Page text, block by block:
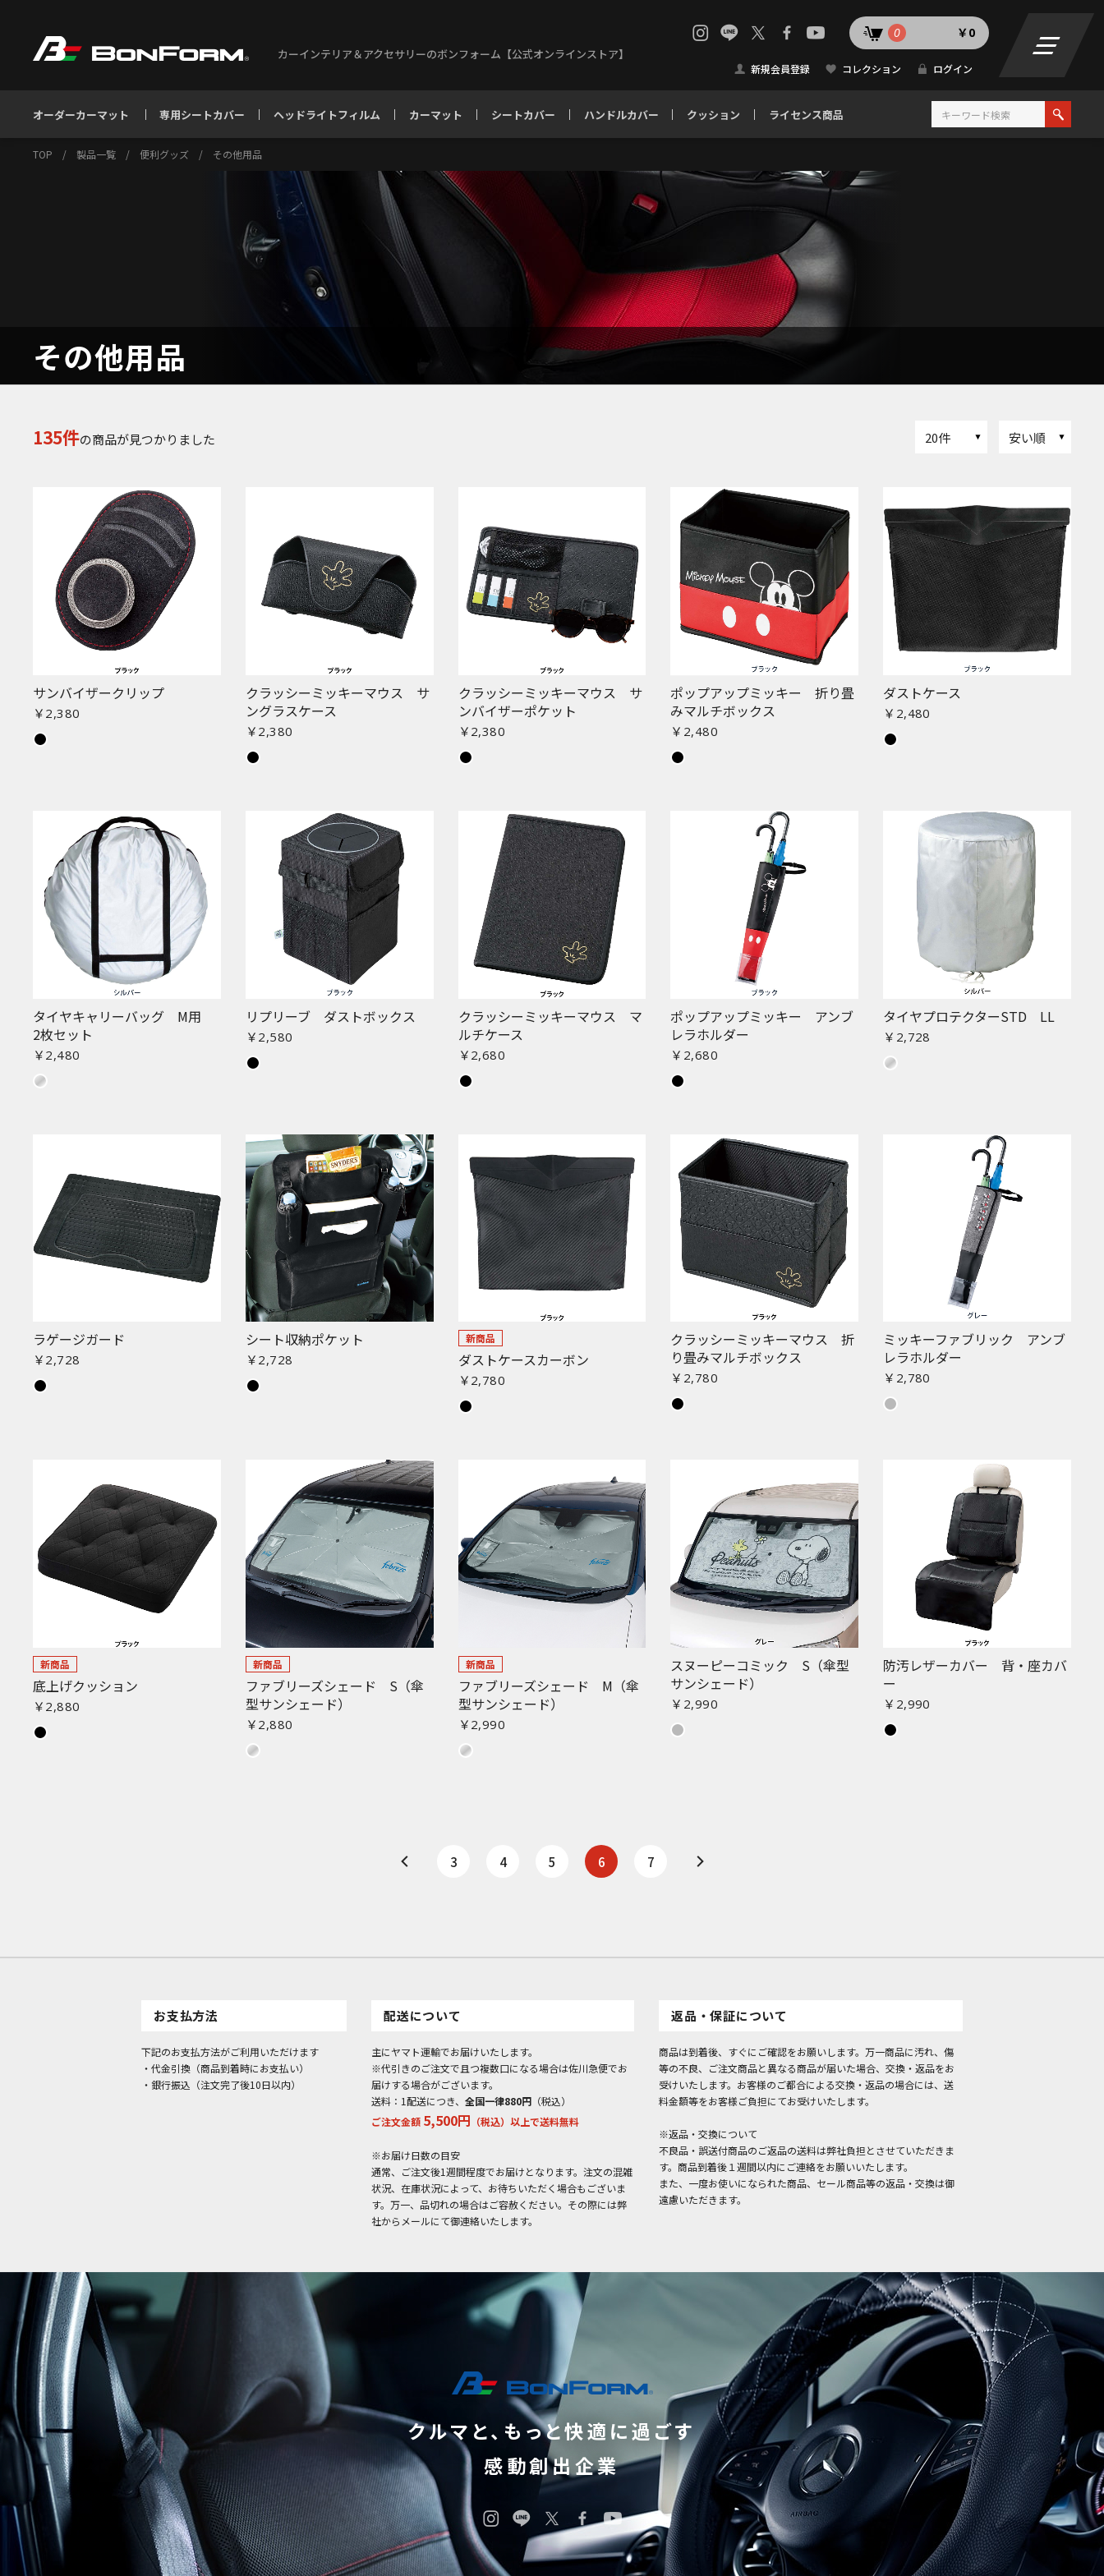
カーインテリア＆アクセサリーのボンフォーム【公式オンラインストア】
0 ￥0
新規会員登録 コレクション ログイン
オーダーカーマット 専用シートカバー ヘッドライトフィルム カーマット シートカバー ハンドルカバー クッション ライセンス商品
TOP / 製品一覧 / 便利グッズ / その他用品
その他用品
135件の商品が見つかりました 20件 安い順
サンバイザークリップ
￥2,380
クラッシーミッキーマウス サ
ングラスケース
￥2,380
クラッシーミッキーマウス サ
ンバイザーポケット
￥2,380
ポップアップミッキー 折り畳
みマルチボックス
￥2,480
ダストケース
￥2,480
タイヤキャリーバッグ M用
2枚セット
￥2,480
リプリーブ ダストボックス
￥2,580
クラッシーミッキーマウス マ
ルチケース
￥2,680
ポップアップミッキー アンブ
レラホルダー
￥2,680
タイヤプロテクターSTD LL
￥2,728
ラゲージガード
￥2,728
シート収納ポケット
￥2,728
新商品
ダストケースカーボン
￥2,780
クラッシーミッキーマウス 折
り畳みマルチボックス
￥2,780
ミッキーファブリック アンブ
レラホルダー
￥2,780
新商品
底上げクッション
￥2,880
新商品
ファブリーズシェード S（傘
型サンシェード）
￥2,880
新商品
ファブリーズシェード M（傘
型サンシェード）
￥2,990
スヌーピーコミック S（傘型
サンシェード）
￥2,990
防汚レザーカバー 背・座カバ
ー
￥2,990
お買い物を続ける
3 4 5 6 7
お支払方法
下記のお支払方法がご利用いただけます
・代金引換（商品到着時にお支払い）
・銀行振込（注文完了後10日以内）
配送について
主にヤマト運輸でお届けいたします。
※代引きのご注文で且つ複数口になる場合は佐川急便でお
届けする場合がございます。
送料：1配送につき、 全国一律880円 （税込）
ご注文金額 5,500円 （税込）以上で送料無料
※お届け日数の目安
通常、ご注文後1週間程度でお届けとなります。注文の混雑
状況、在庫状況によって、お待ちいただく場合もございま
す。万一、品切れの場合はご容赦ください。その際には弊
社からメールにて御連絡いたします。
返品・保証について
商品は到着後、すぐにご確認をお願いします。万一商品に汚れ、傷
等の不良、ご注文商品と異なる商品が届いた場合、交換・返品をお
受けいたします。お客様のご都合による交換・返品の場合には、送
料金額等をお客様ご負担にてお受けいたします。
※返品・交換について
不良品・誤送付商品のご返品の送料は弊社負担とさせていただきま
す。商品到着後１週間以内にご連絡をお願いいたします。
また、一度お使いになられた商品、セール商品等の返品・交換は御
遠慮いただきます。
クルマと、もっと快適に過ごす
感動創出企業